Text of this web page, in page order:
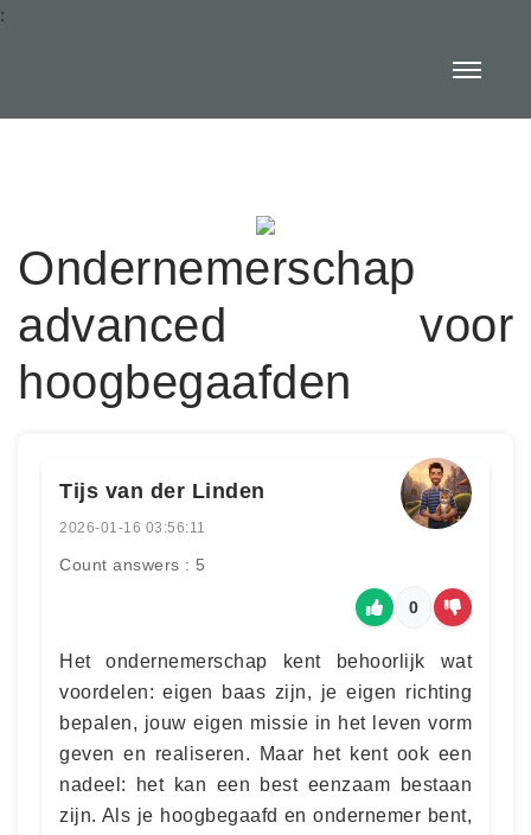
:
Ondernemerschap
advanced voor
hoogbegaafden
Tijs van der Linden
2026-01-16 03:56:11
Count answers : 5
0
Het ondernemerschap kent behoorlijk wat
voordelen: eigen baas zijn, je eigen richting
bepalen, jouw eigen missie in het leven vorm
geven en realiseren. Maar het kent ook een
nadeel: het kan een best eenzaam bestaan
zijn. Als je hoogbegaafd en ondernemer bent,